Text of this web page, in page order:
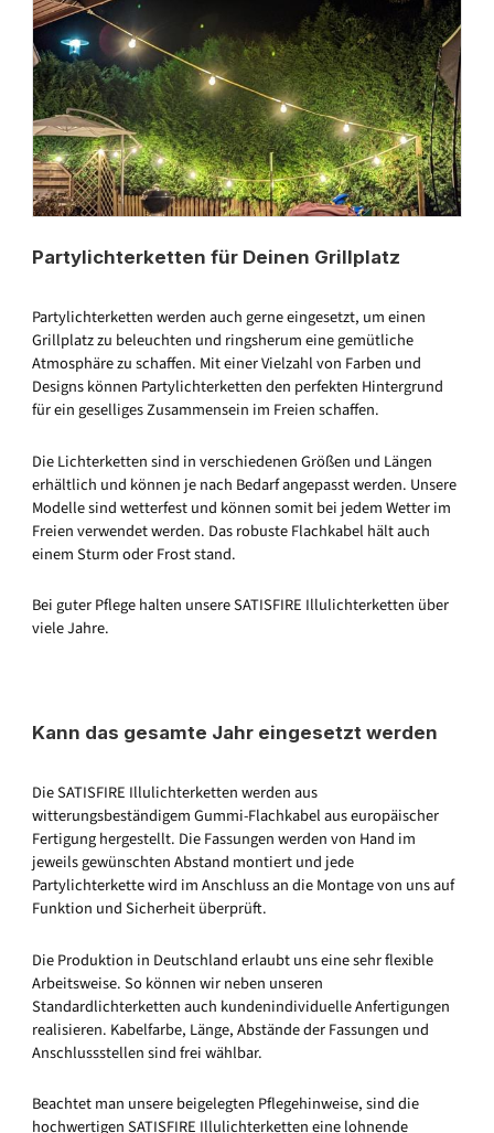
Partylichterketten für Deinen Grillplatz
Partylichterketten werden auch gerne eingesetzt, um einen
Grillplatz zu beleuchten und ringsherum eine gemütliche
Atmosphäre zu schaffen. Mit einer Vielzahl von Farben und
Designs können Partylichterketten den perfekten Hintergrund
für ein geselliges Zusammensein im Freien schaffen.
Die Lichterketten sind in verschiedenen Größen und Längen
erhältlich und können je nach Bedarf angepasst werden. Unsere
Modelle sind wetterfest und können somit bei jedem Wetter im
Freien verwendet werden. Das robuste Flachkabel hält auch
einem Sturm oder Frost stand.
Bei guter Pflege halten unsere SATISFIRE Illulichterketten über
viele Jahre.
Kann das gesamte Jahr eingesetzt werden
Die SATISFIRE Illulichterketten werden aus
witterungsbeständigem Gummi-Flachkabel aus europäischer
Fertigung hergestellt. Die Fassungen werden von Hand im
jeweils gewünschten Abstand montiert und jede
Partylichterkette wird im Anschluss an die Montage von uns auf
Funktion und Sicherheit überprüft.
Die Produktion in Deutschland erlaubt uns eine sehr flexible
Arbeitsweise. So können wir neben unseren
Standardlichterketten auch kundenindividuelle Anfertigungen
realisieren. Kabelfarbe, Länge, Abstände der Fassungen und
Anschlussstellen sind frei wählbar.
Beachtet man unsere beigelegten Pflegehinweise, sind die
hochwertigen SATISFIRE Illulichterketten eine lohnende